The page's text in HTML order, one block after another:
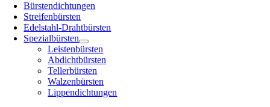
Bürstendichtungen
Streifenbürsten
Edelstahl-Drahtbürsten
Spezialbürsten
Leistenbürsten
Abdichtbürsten
Tellerbürsten
Walzenbürsten
Lippendichtungen